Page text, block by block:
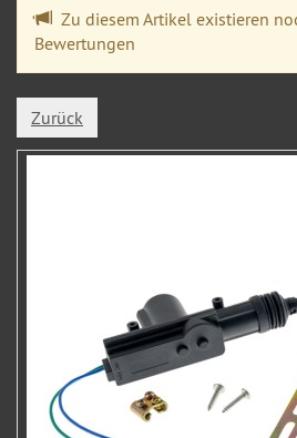
Zu diesem Artikel existieren
Bewertungen
Zurück